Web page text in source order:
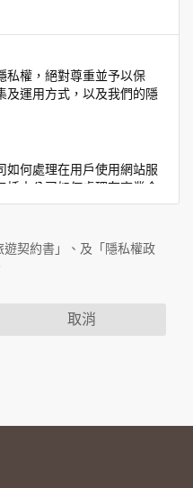
私權，絕對尊重並予以保
及運用方式，以及我們的隱
如何處理在用戶使用網站服
本公司如何處理在商業合
識別資料。隱私權保護政策
的廣告廠商連結，這些置
資料。對於您主動提供的個
有其個別的隱私權保護政
區中任意公開個人資料的行
聯絡方式及使用時間等。
關行徑，包括您使用連線
契約書」、及「隱私權政
取消